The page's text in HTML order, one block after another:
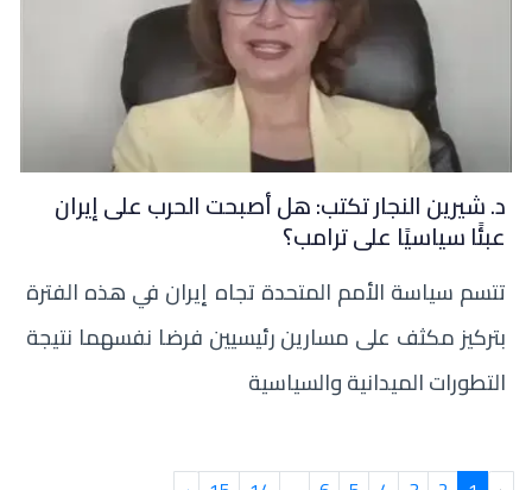
د. شيرين النجار تكتب: هل أصبحت الحرب على إيران
عبئًا سياسيًا على ترامب؟
تتسم سياسة الأمم المتحدة تجاه إيران في هذه الفترة
بتركيز مكثف على مسارين رئيسيين فرضا نفسهما نتيجة
التطورات الميدانية والسياسية